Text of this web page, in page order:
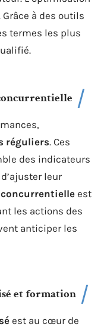
à des outils
termes les plus
réguliers. Ces
des indicateurs
leur
est
les actions des
anticiper les
et formation
est au cœur de